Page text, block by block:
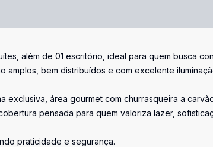
além de 01 escritório, ideal para quem busca
amplos, bem distribuídos e com excelente
exclusiva, área gourmet com churrasqueira a
pensada para quem valoriza lazer,
praticidade e segurança.